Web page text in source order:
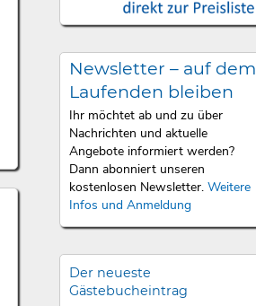
Newsletter – auf dem
Laufenden bleiben
Ihr möchtet ab und zu über
Nachrichten und aktuelle
Angebote informiert werden?
Dann abonniert unseren
kostenlosen Newsletter. Weitere
Infos und Anmeldung
Der neueste
Gästebucheintrag